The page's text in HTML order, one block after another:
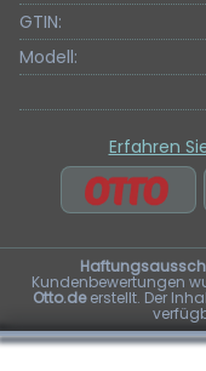
GTIN:
Modell:
Erfahren
Kundenbewertungen
Otto.deerstellt. Der